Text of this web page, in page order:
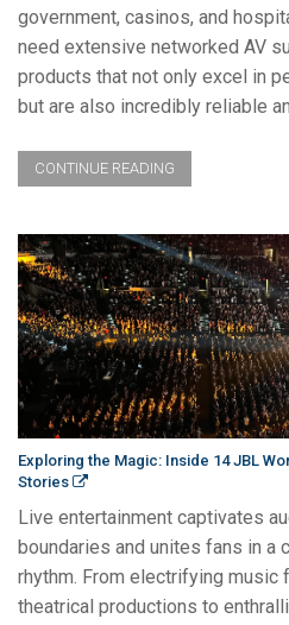
government, casinos, and
need extensive networked AV
products that not only excel in
but are also incredibly reliable
CONTINUE READING
Exploring the Magic: Inside 14 JBL
Stories
Live entertainment captivates
boundaries and unites fans in a
rhythm. From electrifying
theatrical productions to